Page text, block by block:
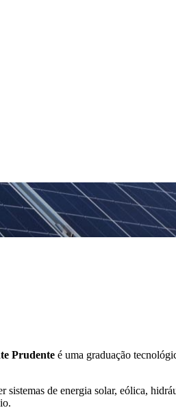
Prudente é uma graduação
de energia solar, eólica,